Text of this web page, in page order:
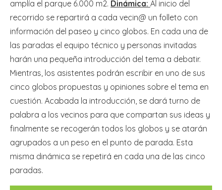
amplía el parque 6.000 m2. Dinámica: Al inicio del
recorrido se repartirá a cada vecin@ un folleto con
información del paseo y cinco globos. En cada una de
las paradas el equipo técnico y personas invitadas
harán una pequeña introducción del tema a debatir.
Mientras, los asistentes podrán escribir en uno de sus
cinco globos propuestas y opiniones sobre el tema en
cuestión. Acabada la introducción, se dará turno de
palabra a los vecinos para que compartan sus ideas y
finalmente se recogerán todos los globos y se atarán
agrupados a un peso en el punto de parada. Esta
misma dinámica se repetirá en cada una de las cinco
paradas.